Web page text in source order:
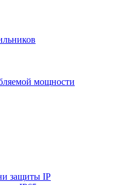
мощности
защиты IP